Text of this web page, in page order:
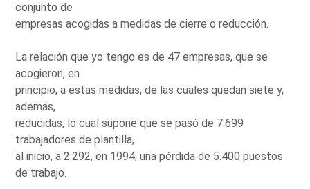
conjunto de
empresas acogidas a medidas de cierre o reducción.
La relación que yo tengo es de 47 empresas, que se
acogieron, en
principio, a estas medidas, de las cuales quedan siete y,
además,
reducidas, lo cual supone que se pasó de 7.699
trabajadores de plantilla,
al inicio, a 2.292, en 1994; una pérdida de 5.400 puestos
de trabajo.